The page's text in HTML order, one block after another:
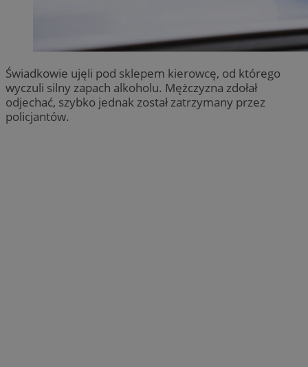
Świadkowie ujęli pod sklepem kierowcę, od którego
wyczuli silny zapach alkoholu. Mężczyzna zdołał
odjechać, szybko jednak został zatrzymany przez
policjantów.